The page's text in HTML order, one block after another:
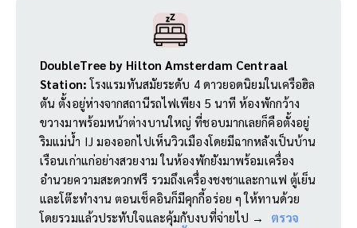
DoubleTree by Hilton Amsterdam Centraal
Station:โรงแรมทันสมัยระดับ 4 ดาวยอดนิยมในเครือฮิล
ตัน ตั้งอยู่ห่างจากสถานีรถไฟเพียง 5 นาที ห้องพักกว้าง
ขวางมาพร้อมหน้าต่างบานใหญ่ ที่ชอบมากเลยก็คือตั้งอยู่
ริมแม่น้ำ IJ มองออกไปเห็นวิวเมืองโดยมีฉากหลังเป็นบ้าน
เรือนเก่าแก่อย่างสวยงาม ในห้องพักยังมาพร้อมเครื่อง
อำนวยความสะดวกฟรี รวมถึงเครื่องชงชาและกาแฟ ตู้เย็น
และโต๊ะทำงาน ตอนเช็คอินก็มีคุกกี้อร่อย ๆ ให้ทานด้วย
โดยรวมแล้วประทับใจและคุ้มกับงบที่จ่ายไป → ตรวจ